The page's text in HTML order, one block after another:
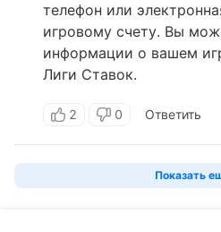
телефон или
игровому счету. Вы
информации о вашем
Лиги Ставок.
2 0 Ответить
Показать